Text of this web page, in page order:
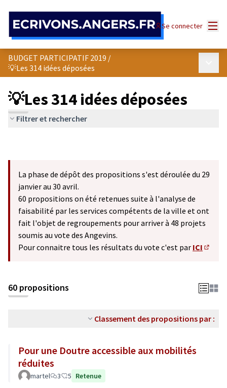
Se connecter
BUDGET PARTICIPATIF 2019 /
💡Les 314 idées déposées
💡Les 314 idées déposées
Filtrer et rechercher
La phase de dépôt des propositions s'est déroulée du 29
janvier au 30 avril.
60 propositions on été retenues suite à l'analyse de
faisabilité par les services compétents de la ville et ont
fait l'objet de regroupements pour arriver à 48 projets
soumis au vote des Angevins.
Pour connaitre tous les résultats du vote c'est par ICI
60 propositions
Classement des propositions par :
Pour une Doutre accessible aux mobilités
réduites
martel 3 5 Retenue